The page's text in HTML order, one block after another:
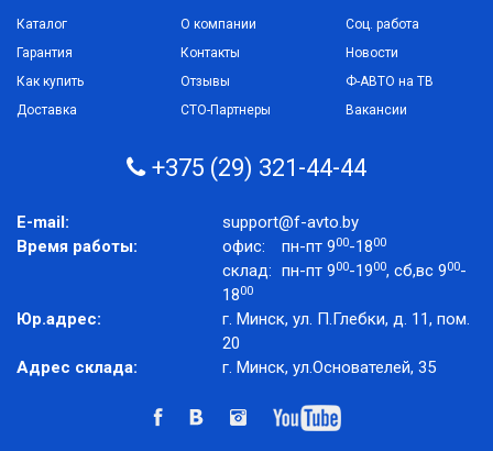
Каталог
Гарантия
Как купить
Доставка
О компании
Контакты
Отзывы
СТО-Партнеры
Соц. работа
Новости
Ф-АВТО на ТВ
Вакансии
+375 (29) 321-44-44
E-mail:
support@f-avto.by
Время работы:
офис: пн-пт 900-1800
склад: пн-пт 900-1900, сб,вс 900-
1800
Юр.адрес:
г. Минск, ул. П.Глебки, д. 11, пом.
20
Адрес склада:
г. Минск, ул.Основателей, 35